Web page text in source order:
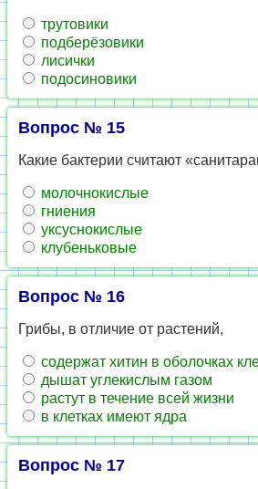
тру­то­ви­ки
под­берёзо­ви­ки
ли­сич­ки
под­оси­но­ви­ки
Вопрос № 15
Какие бак­те­рии счи­та­ют
мо­лоч­но­кис­лые
гни­е­ния
ук­сус­но­кис­лые
клу­бень­ко­вые
Вопрос № 16
Грибы, в от­ли­чие от рас­те­ний,
со­дер­жат хитин в обо­лоч­ках
дышат уг­ле­кис­лым газом
рас­тут в те­че­ние всей жизни
в клет­ках имеют ядра
Вопрос № 17